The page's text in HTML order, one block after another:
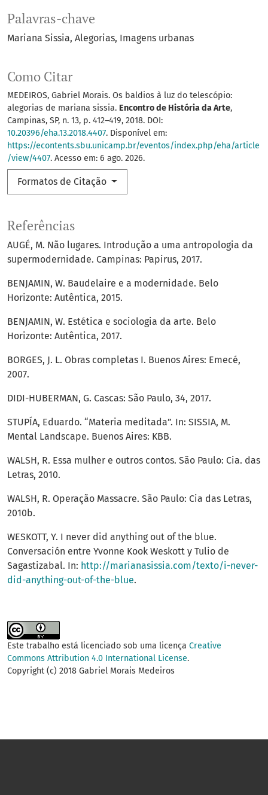
Palavras-chave
Mariana Sissia Alegorias Imagens urbanas
Como Citar
MEDEIROS, Gabriel Morais. Os baldios à luz do telescópio:
alegorias de mariana sissia. Encontro de História da Arte,
Campinas, SP, n. 13, p. 412–419, 2018. DOI:
10.20396/eha.13.2018.4407. Disponível em:
https://econtents.sbu.unicamp.br/eventos/index.php/eha/article
/view/4407. Acesso em: 6 ago. 2026.
Formatos de Citação
Referências
AUGÉ, M. Não lugares. Introdução a uma antropologia da
supermodernidade. Campinas: Papirus, 2017.
BENJAMIN, W. Baudelaire e a modernidade. Belo
Horizonte: Autêntica, 2015.
BENJAMIN, W. Estética e sociologia da arte. Belo
Horizonte: Autêntica, 2017.
BORGES, J. L. Obras completas I. Buenos Aires: Emecé,
2007.
DIDI-HUBERMAN, G. Cascas: São Paulo, 34, 2017.
STUPÍA, Eduardo. “Materia meditada”. In: SISSIA, M.
Mental Landscape. Buenos Aires: KBB.
WALSH, R. Essa mulher e outros contos. São Paulo: Cia. das
Letras, 2010.
WALSH, R. Operação Massacre. São Paulo: Cia das Letras,
2010b.
WESKOTT, Y. I never did anything out of the blue.
Conversación entre Yvonne Kook Weskott y Tulio de
Sagastizabal. In: http://marianasissia.com/texto/i-never-
did-anything-out-of-the-blue.
Este trabalho está licenciado sob uma licença Creative
Commons Attribution 4.0 International License.
Copyright (c) 2018 Gabriel Morais Medeiros